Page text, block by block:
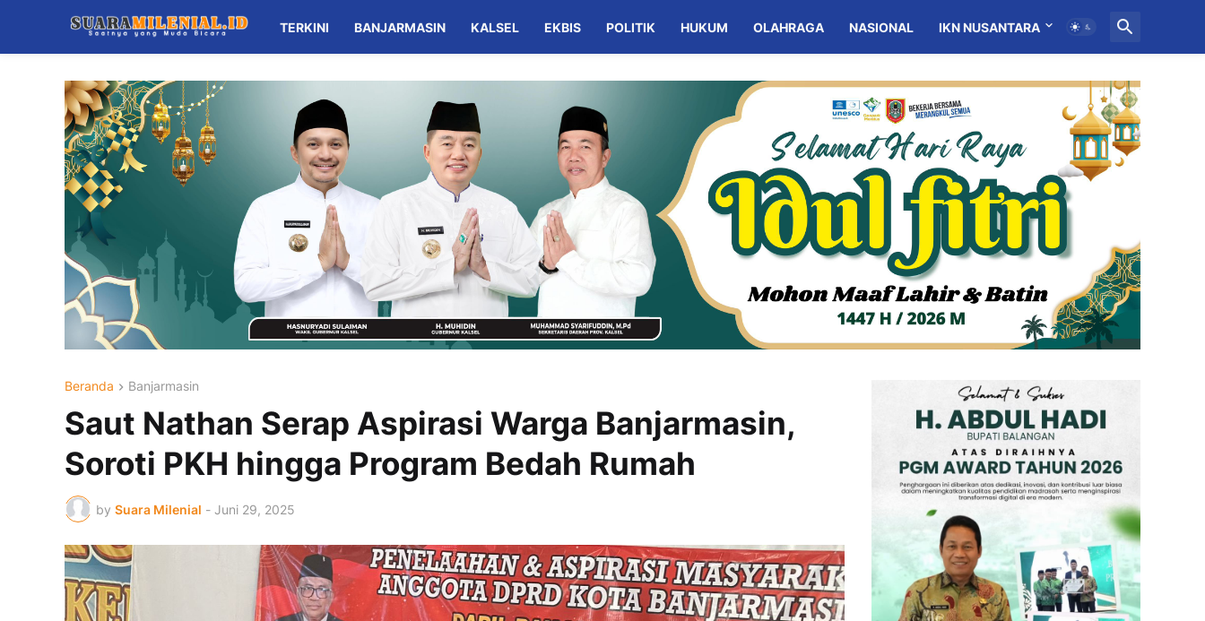
TERKINI BANJARMASIN KALSEL EKBIS POLITIK HUKUM OLAHRAGA NASIONAL IKN NUSANTARA MITRA
Beranda Banjarmasin
Saut Nathan Serap Aspirasi Warga Banjarmasin,
Soroti PKH hingga Program Bedah Rumah
by Suara Milenial - Juni 29, 2025